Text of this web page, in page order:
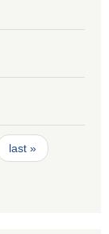
last »